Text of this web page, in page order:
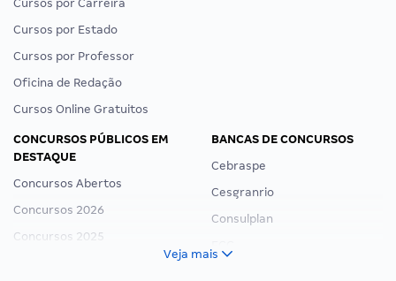
Cursos por Carreira
Cursos por Estado
Cursos por Professor
Oficina de Redação
Cursos Online Gratuitos
CONCURSOS PÚBLICOS EM
DESTAQUE
Concursos Abertos
Concursos 2026
Concursos 2025
BANCAS DE CONCURSOS
Cebraspe
Cesgranrio
Consulplan
Veja mais